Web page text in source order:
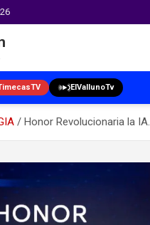
ElVallunoTv
Honor Revolucionaria la IA.